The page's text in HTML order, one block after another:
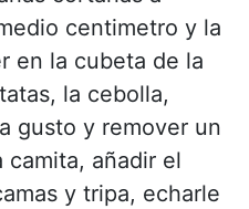
centimetro y la
en la cubeta de la
la cebolla,
gusto y remover un
añadir el
y tripa, echarle